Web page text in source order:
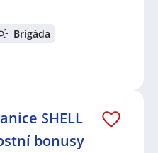
Brigáda
SHELL
bonusy